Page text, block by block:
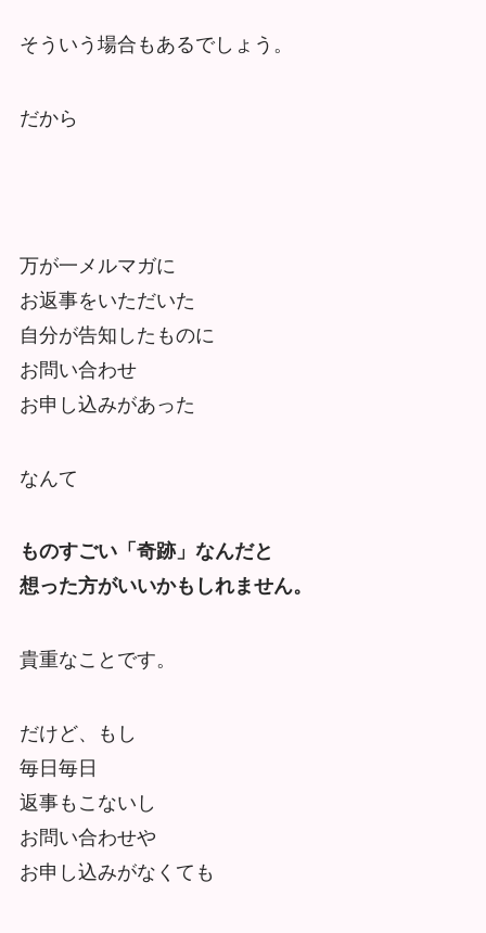
そういう場合もあるでしょう。
だから
万が一メルマガに
お返事をいただいた
自分が告知したものに
お問い合わせ
お申し込みがあった
なんて
ものすごい「奇跡」なんだと
想った方がいいかもしれません。
貴重なことです。
だけど、もし
毎日毎日
返事もこないし
お問い合わせや
お申し込みがなくても